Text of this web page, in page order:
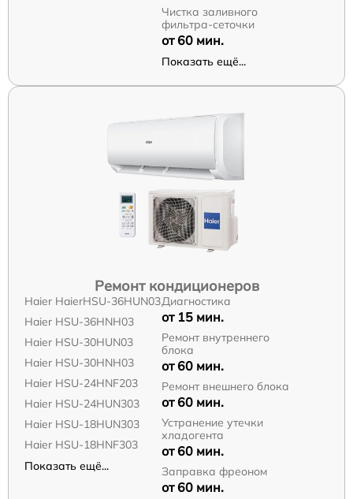
Чистка заливного
фильтра-сеточки
от 60 мин.
Показать ещё...
Ремонт кондиционеров
Haier HaierHSU-36HUN03
Haier HSU-36HNH03
Haier HSU-30HUN03
Haier HSU-30HNH03
Haier HSU-24HNF203
Haier HSU-24HUN303
Haier HSU-18HUN303
Haier HSU-18HNF303
Показать ещё...
Диагностика
от 15 мин.
Ремонт внутреннего
блока
от 60 мин.
Ремонт внешнего блока
от 60 мин.
Устранение утечки
хладогента
от 60 мин.
Заправка фреоном
от 60 мин.